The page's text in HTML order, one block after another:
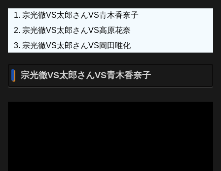
宗光徹VS太郎さんVS青木香奈子
宗光徹VS太郎さんVS高原花奈
宗光徹VS太郎さんVS岡田唯化
宗光徹VS太郎さんVS青木香奈子